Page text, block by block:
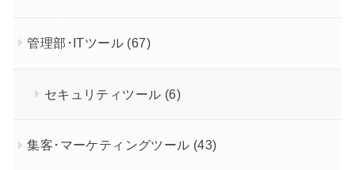
管理部･ITツール (67)
セキュリティツール (6)
集客･マーケティングツール (43)